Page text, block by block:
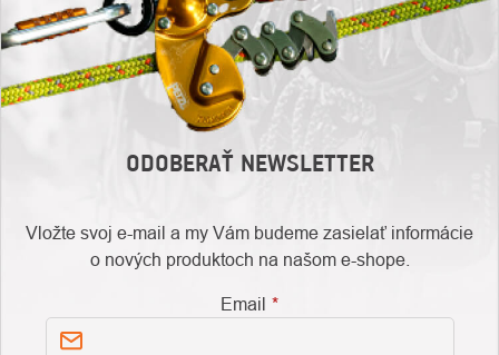
ODOBERAŤ NEWSLETTER
Vložte svoj e-mail a my Vám budeme zasielať informácie
o nových produktoch na našom e-shope.
Email